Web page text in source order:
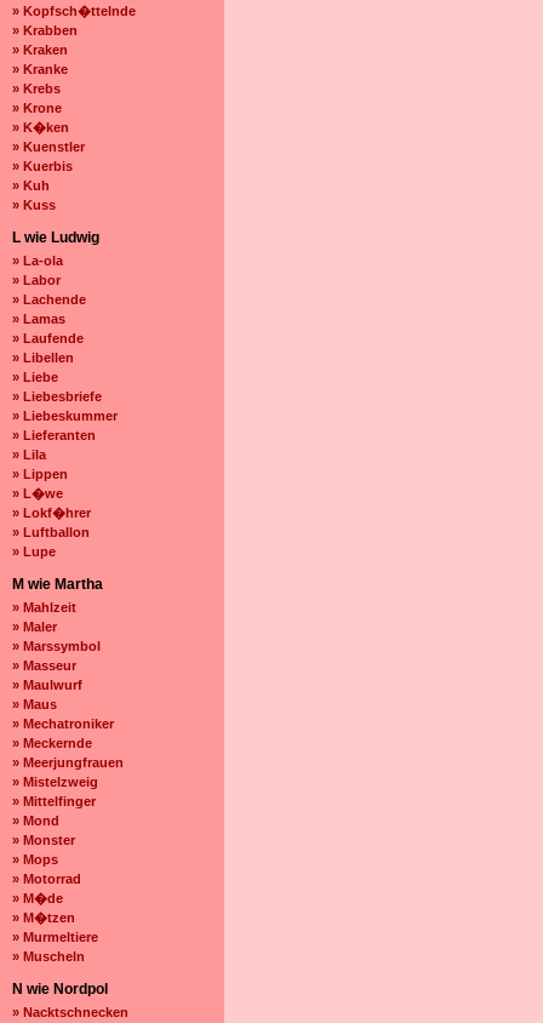
» Kopfsch�ttelnde
» Krabben
» Kraken
» Kranke
» Krebs
» Krone
» K�ken
» Kuenstler
» Kuerbis
» Kuh
» Kuss
L wie Ludwig
» La-ola
» Labor
» Lachende
» Lamas
» Laufende
» Libellen
» Liebe
» Liebesbriefe
» Liebeskummer
» Lieferanten
» Lila
» Lippen
» L�we
» Lokf�hrer
» Luftballon
» Lupe
M wie Martha
» Mahlzeit
» Maler
» Marssymbol
» Masseur
» Maulwurf
» Maus
» Mechatroniker
» Meckernde
» Meerjungfrauen
» Mistelzweig
» Mittelfinger
» Mond
» Monster
» Mops
» Motorrad
» M�de
» M�tzen
» Murmeltiere
» Muscheln
N wie Nordpol
» Nacktschnecken